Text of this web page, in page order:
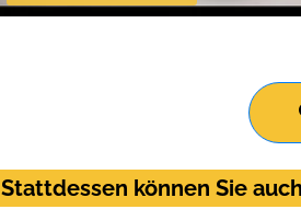
Stattdessen können Sie